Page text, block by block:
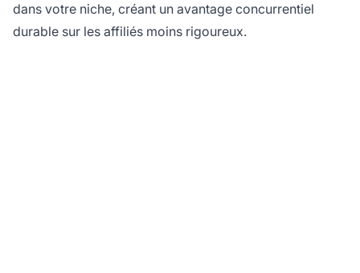
dans votre niche, créant un avantage concurrentiel
durable sur les affiliés moins rigoureux.